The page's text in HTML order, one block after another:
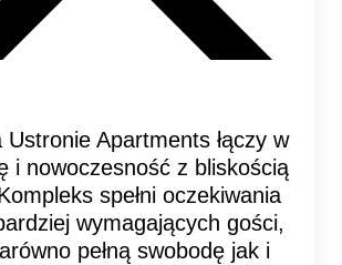
Ustronie Apartments łączy w
i nowoczesność z bliskością
spełni oczekiwania
wymagających gości,
pełną swobodę jak i